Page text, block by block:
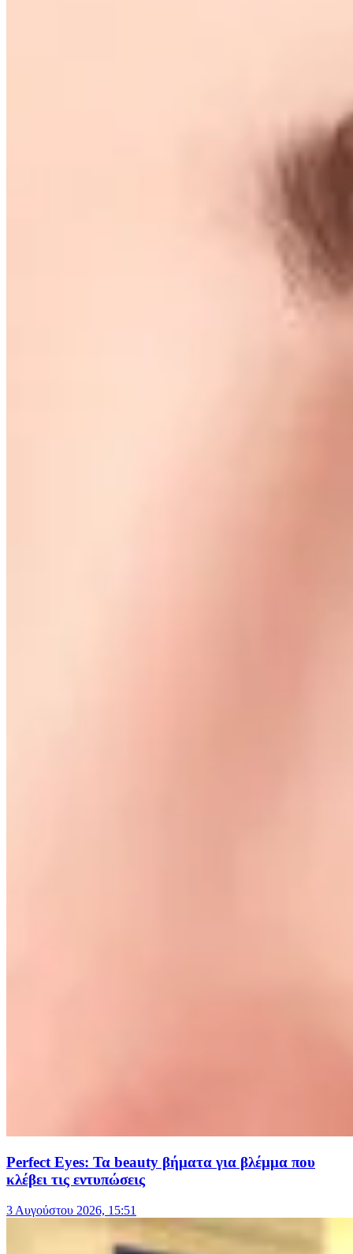
Perfect Eyes: Τα beauty βήματα για βλέμμα που
κλέβει τις εντυπώσεις
3 Αυγούστου 2026, 15:51